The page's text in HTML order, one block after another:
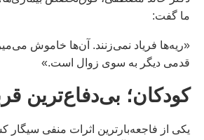
ما گفت:
«ریه‌ها فریاد نمی‌زنند. آن‌ها خاموش
قدمی دیگر به سوی زوال است.»
کودکان؛ بی‌دفاع‌ترین
یکی از فاجعه‌بارترین اثرات منفی سیگار